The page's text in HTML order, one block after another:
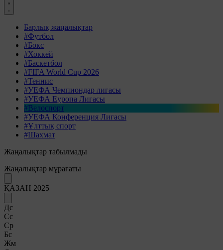
Барлық жаңалықтар
#Футбол
#Бокс
#Хоккей
#Баскетбол
#FIFA World Cup 2026
#Теннис
#УЕФА Чемпиондар лигасы
#УЕФА Еуропа Лигасы
#Велоспорт
#УЕФА Конференция Лигасы
#Ұлттық спорт
#Шахмат
Жаңалықтар табылмады
Жаңалықтар мұрағаты
ҚАЗАН 2025
Дс
Сс
Ср
Бс
Жм